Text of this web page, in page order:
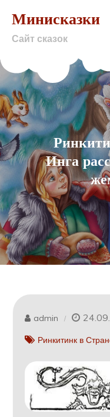
content
Минисказки
Сайт сказок
Инга
admin
Ринкитинк в